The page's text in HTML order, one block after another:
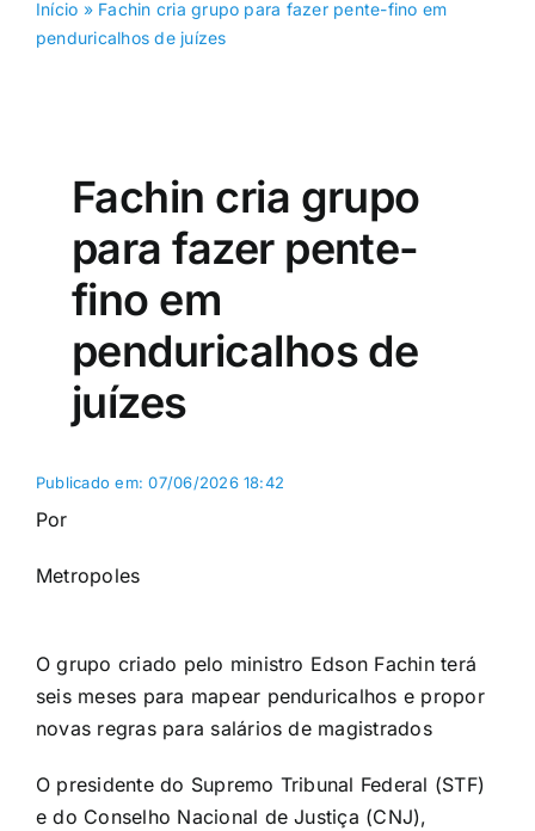
Início » Fachin cria grupo para fazer pente-fino em
penduricalhos de juízes
Fachin cria grupo
para fazer pente-
fino em
penduricalhos de
juízes
Publicado em: 07/06/2026 18:42
Por
Metropoles
O grupo criado pelo ministro Edson Fachin terá
seis meses para mapear penduricalhos e propor
novas regras para salários de magistrados
O presidente do Supremo Tribunal Federal (STF)
e do Conselho Nacional de Justiça (CNJ),